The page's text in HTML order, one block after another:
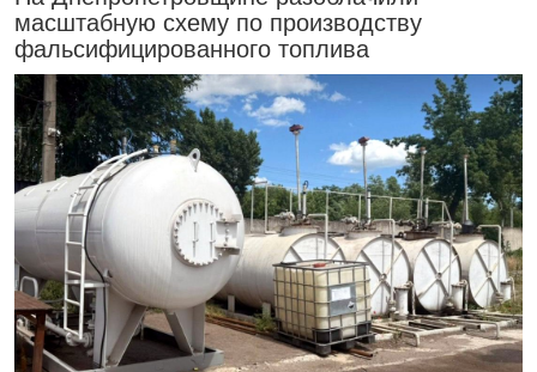
масштабную схему по производству
фальсифицированного топлива